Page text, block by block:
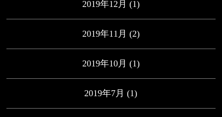
2019年12月 (1)
2019年11月 (2)
2019年10月 (1)
2019年7月 (1)